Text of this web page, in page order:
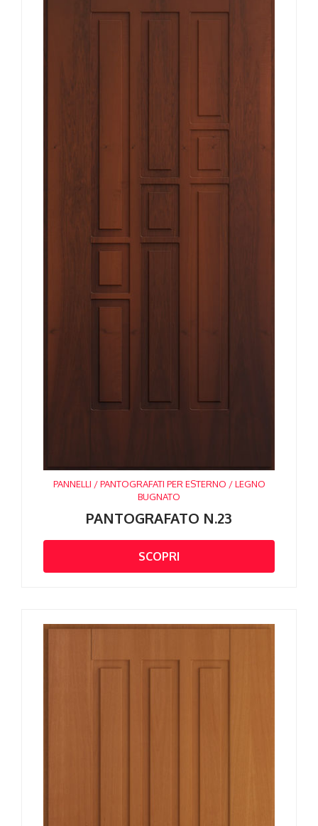
PANNELLI / PANTOGRAFATI PER ESTERNO / LEGNO
BUGNATO
PANTOGRAFATO N.23
SCOPRI